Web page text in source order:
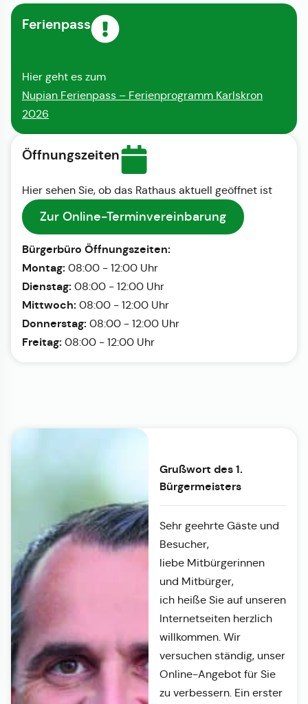
Ferienpass
Hier geht es zum
Nupian Ferienpass – Ferienprogramm Karlskron
2026
Öffnungszeiten
Hier sehen Sie, ob das Rathaus aktuell geöffnet ist
Zur Online-Terminvereinbarung
Bürgerbüro Öffnungszeiten:
Montag: 08:00 - 12:00 Uhr
Dienstag: 08:00 - 12:00 Uhr
Mittwoch: 08:00 - 12:00 Uhr
Donnerstag: 08:00 - 12:00 Uhr
Freitag: 08:00 - 12:00 Uhr
Grußwort des 1.
Bürgermeisters
Sehr geehrte Gäste und
Besucher,
liebe Mitbürgerinnen
und Mitbürger,
ich heiße Sie auf unseren
Internetseiten herzlich
willkommen. Wir
versuchen ständig, unser
Online-Angebot für Sie
zu verbessern. Ein erster